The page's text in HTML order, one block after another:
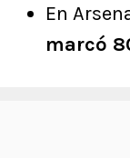
En
marcó